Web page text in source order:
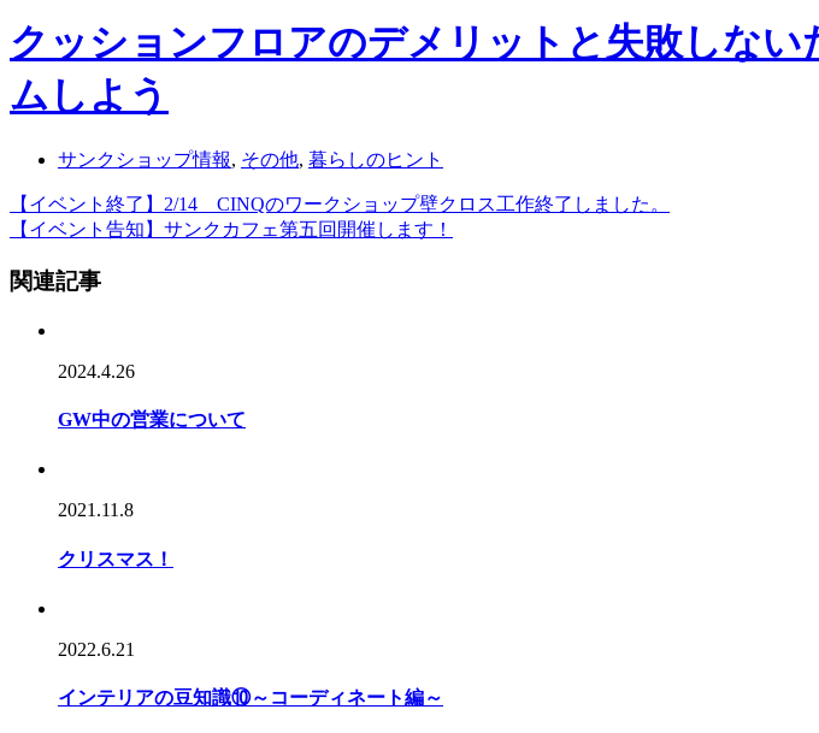
クッションフロアのデメリットと失敗しな
ムしよう
サンクショップ情報, その他, 暮らしのヒント
【イベント終了】2/14 CINQのワークショップ壁クロス工作終了しました。
【イベント告知】サンクカフェ第五回開催します！
関連記事
2024.4.26
GW中の営業について
2021.11.8
クリスマス！
2022.6.21
インテリアの豆知識⑩～コーディネート編～